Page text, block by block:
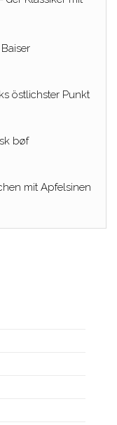
östlichster Punkt
bøf
mit Apfelsinen